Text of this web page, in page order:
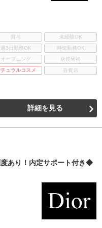
賞与
未経験OK
週3日勤務OK
時短勤務OK
オープニング
店長候補
ュラルコスメ 百貨店
詳細を見る
度あり！内定サポート付き◆